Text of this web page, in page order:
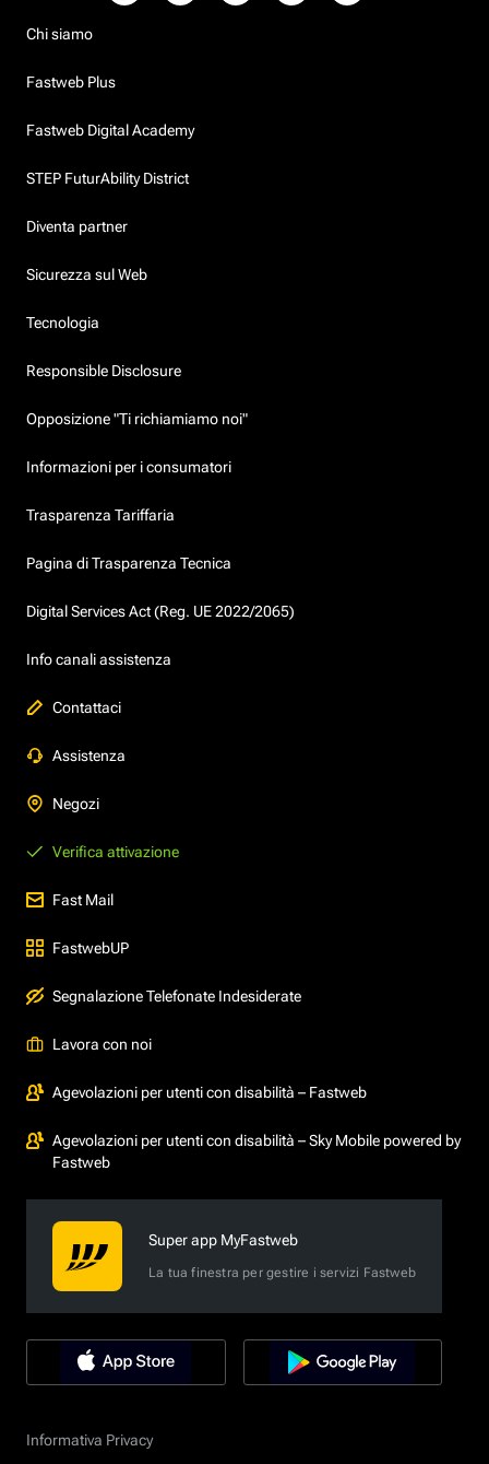
Chi siamo
Fastweb Plus
Fastweb Digital Academy
STEP FuturAbility District
Diventa partner
Sicurezza sul Web
Tecnologia
Responsible Disclosure
Opposizione "Ti richiamiamo noi"
Informazioni per i consumatori
Trasparenza Tariffaria
Pagina di Trasparenza Tecnica
Digital Services Act (Reg. UE 2022/2065)
Info canali assistenza
Contattaci
Assistenza
Negozi
Verifica attivazione
Fast Mail
FastwebUP
Segnalazione Telefonate Indesiderate
Lavora con noi
Agevolazioni per utenti con disabilità – Fastweb
Agevolazioni per utenti con disabilità – Sky Mobile powered by
Fastweb
Super app MyFastweb
La tua finestra per gestire i servizi Fastweb
Informativa Privacy